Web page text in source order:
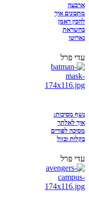
ארבעה
מתכונים איך
להכין ראמן
בהשראת
נארוטו
עדי פרל
נשף מסיכות:
איך לאלתר
מסיכה לפורים
בקלות ובזול
עדי פרל